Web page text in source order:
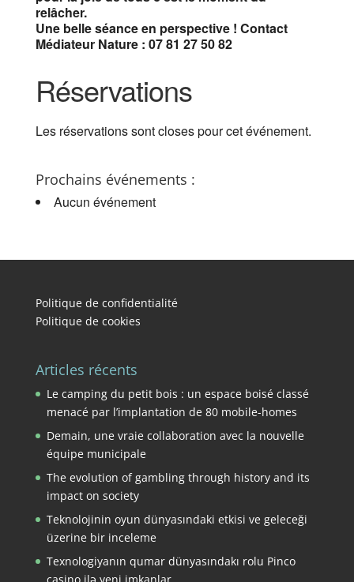
relâcher.
Une belle séance en perspective ! Contact
Médiateur Nature : 07 81 27 50 82
Réservations
Les réservations sont closes pour cet événement.
Prochains événements :
Aucun événement
Politique de confidentialité
Politique de cookies
Articles récents
Le camping du petit bois : un espace boisé classé
menacé par l’implantation de 80 mobile-homes
Demain, une vraie collaboration avec la nouvelle
équipe municipale
The evolution of gambling through history and its
impact on society
Teknolojinin oyun dünyasındaki etkisi ve geleceği
üzerine bir inceleme
Texnologiyanın qumar dünyasındakı rolu Pinco